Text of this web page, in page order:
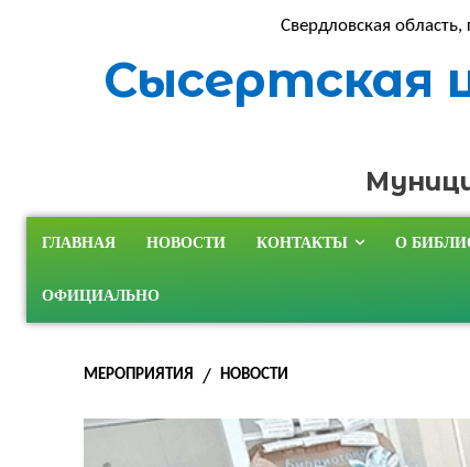
Свердловская
Сысертская
ГЛАВНАЯ НОВОСТИ КОНТАКТЫ О
ОФИЦИАЛЬНО
МЕРОПРИЯТИЯ НОВОСТИ